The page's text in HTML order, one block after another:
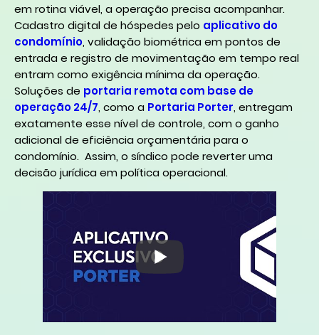
em rotina viável, a operação precisa acompanhar.
Cadastro digital de hóspedes pelo aplicativo do
condomínio, validação biométrica em pontos de
entrada e registro de movimentação em tempo real
entram como exigência mínima da operação.
Soluções de portaria remota com base de
operação 24/7, como a Portaria Porter, entregam
exatamente esse nível de controle, com o ganho
adicional de eficiência orçamentária para o
condomínio. Assim, o síndico pode reverter uma
decisão jurídica em política operacional.